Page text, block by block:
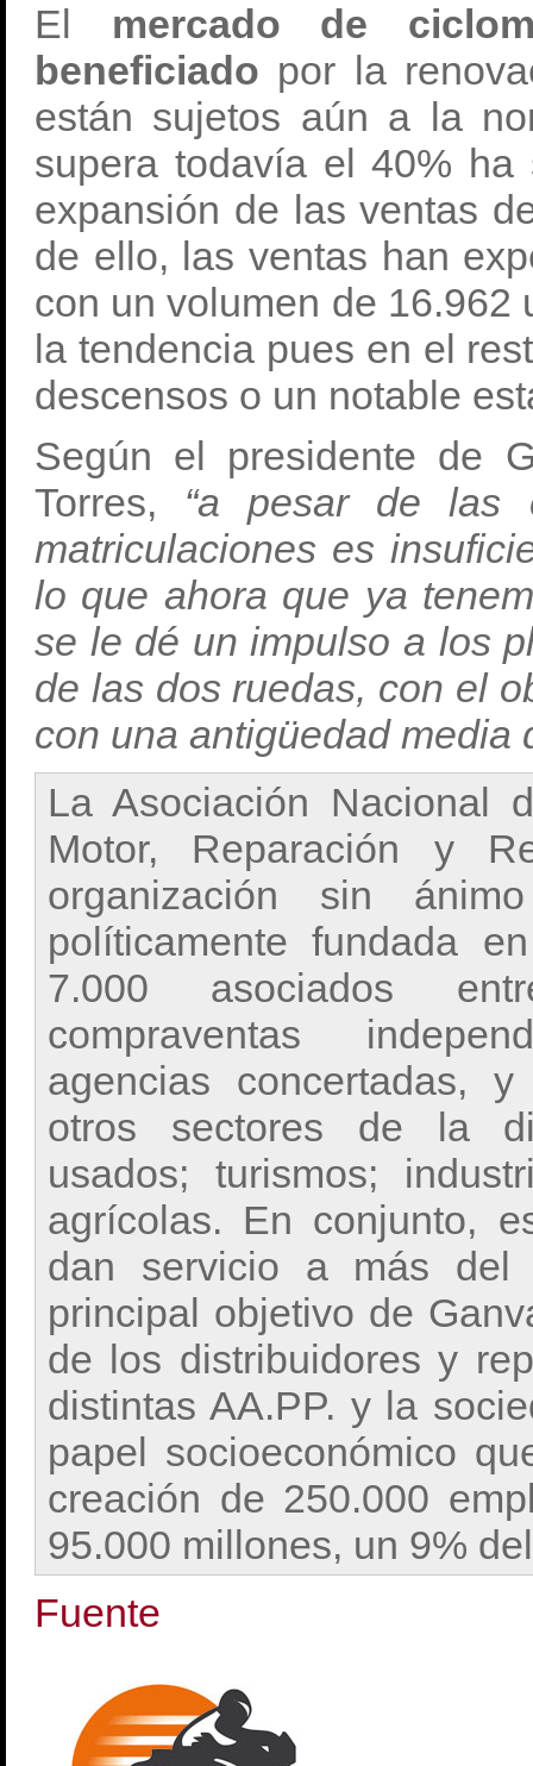
El mercado de
beneficiado por la
están sujetos aún a la
supera todavía el 40%
expansión de las ventas
de ello, las ventas han
con un volumen de 16.962
la tendencia pues en el
descensos o un notable
Según el presidente de
Torres, “a pesar de las
matriculaciones es
lo que ahora que ya
se le dé un impulso a los
de las dos ruedas, con el
con una antigüedad media
La Asociación Nacional
Motor, Reparación y
organización sin
políticamente fundada
7.000 asociados
compraventas
agencias concertadas,
otros sectores de la
usados; turismos;
agrícolas. En conjunto,
dan servicio a más del
principal objetivo de
de los distribuidores y
distintas AA.PP. y la
papel socioeconómico
creación de 250.000
95.000 millones, un 9%
Fuente